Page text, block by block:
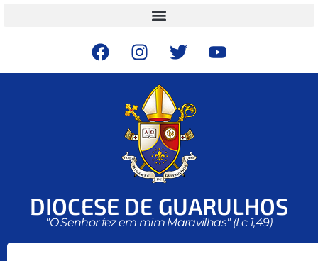
DIOCESE DE GUARULHOS
"O Senhor fez em mim Maravilhas" (Lc 1,49)